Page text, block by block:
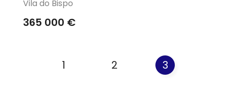
Vila do Bispo
365 000 €
1 2 3